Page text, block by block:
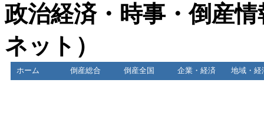
政治経済・時事・倒産
ネット）
ホーム 倒産総合 倒産全国 企業・経済 地域・経